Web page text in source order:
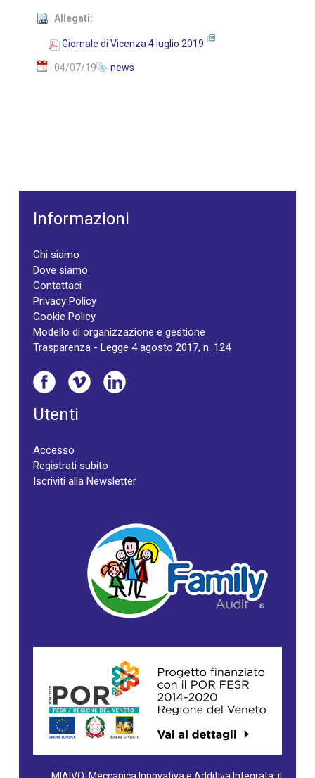
Allegati:
Giornale di Vicenza 4 luglio 2019
04/07/19 news
Informazioni
Chi siamo
Dove siamo
Contattaci
Privacy Policy
Cookie Policy
Modello di organizzazione e gestione
Trasparenza - Legge 4 agosto 2017, n. 124
Utenti
Accesso
Registrati subito
Iscriviti alla Newsletter
MIAIVO: Meccanica Innovativa e Additiva Integrata: il